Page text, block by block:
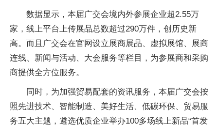
数据显示，本届广交会境内外参展企业超2.55万
家，线上平台上传展品总数超过290万件，创历史新
高。而且广交会在官网设立展商展品、虚拟展馆、展商
连线、新闻与活动、大会服务等栏目，为参展商和采购
商提供全方位服务。
同时，为加强贸易配套的资讯服务，本届广交会按
照先进技术、智能制造、美好生活、低碳环保、贸易服
务五大主题，遴选优质企业举办100多场线上新品“首发